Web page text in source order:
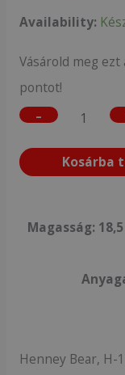
Availability:
Vásárold meg
pontot!
-
Kosárba
Magasság:
Henney Bear, H-